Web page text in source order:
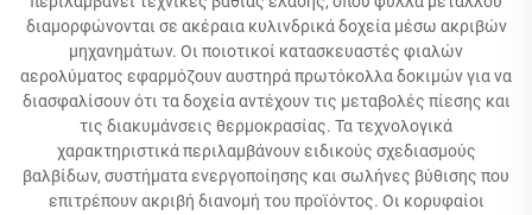
διαμορφώνονται σε ακέραια κυλινδρικά δοχεία μέσω ακριβών
μηχανημάτων. Οι ποιοτικοί κατασκευαστές φιαλών
αερολύματος εφαρμόζουν αυστηρά πρωτόκολλα δοκιμών για να
διασφαλίσουν ότι τα δοχεία αντέχουν τις μεταβολές πίεσης και
τις διακυμάνσεις θερμοκρασίας. Τα τεχνολογικά
χαρακτηριστικά περιλαμβάνουν ειδικούς σχεδιασμούς
βαλβίδων, συστήματα ενεργοποίησης και σωλήνες βύθισης που
επιτρέπουν ακριβή διανομή του προϊόντος. Οι κορυφαίοι